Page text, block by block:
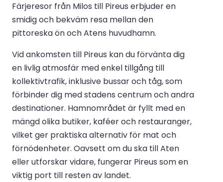
Färjeresor från Milos till Pireus erbjuder en
smidig och bekväm resa mellan den
pittoreska ön och Atens huvudhamn.
Vid ankomsten till Pireus kan du förvänta dig
en livlig atmosfär med enkel tillgång till
kollektivtrafik, inklusive bussar och tåg, som
förbinder dig med stadens centrum och andra
destinationer. Hamnområdet är fyllt med en
mängd olika butiker, kaféer och restauranger,
vilket ger praktiska alternativ för mat och
förnödenheter. Oavsett om du ska till Aten
eller utforskar vidare, fungerar Pireus som en
viktig port till resten av landet.